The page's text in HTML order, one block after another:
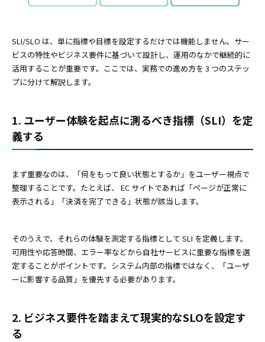
SLI/SLO は、単に指標や目標を設定するだけでは機能しません。サー
ビスの特性やビジネス要件に基づいて設計し、運用のなかで継続的に
活用することが重要です。ここでは、実務での進め方を 3 つのステッ
プに分けて解説します。
1. ユーザー体験を起点に測るべき指標（SLI）を定
義する
まず重要なのは、「何をもって良い状態とするか」をユーザー視点で
整理することです。たとえば、 EC サイトであれば「ページが正常に
表示される」「決済を完了できる」状態が該当します。
そのうえで、それらの体験を測定する指標として SLI を定義します。
可用性や応答時間、エラー率などから自社サービスに重要な指標を選
定することがポイントです。システム内部の指標ではなく、「ユーザ
ーに影響する品質」を優先する必要があります。
2. ビジネス要件を踏まえて現実的なSLOを設定す
る